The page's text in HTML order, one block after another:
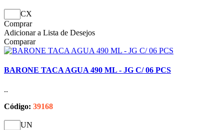
CX
Comprar
Adicionar a Lista de Desejos
Comparar
BARONE TACA AGUA 490 ML - JG C/ 06 PCS
..
Código: 39168
UN